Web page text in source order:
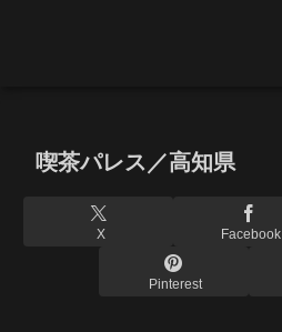
喫茶パレス／高知県
X Facebook
Pinterest